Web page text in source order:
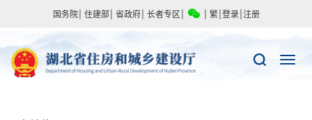
国务院 住建部 省政府 长者专区 繁 登录 注册